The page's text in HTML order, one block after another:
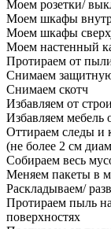
Моем розетки/
Моем шкафы
Моем шкафы
Моем настенный
Протираем от
Снимаем
Снимаем скотч
Избавляем от
Избавляем мебель
Оттираем следы и
(не более 2 см
Собираем весь
Меняем пакеты в
Раскладываем/
Протираем пыль
поверхностях